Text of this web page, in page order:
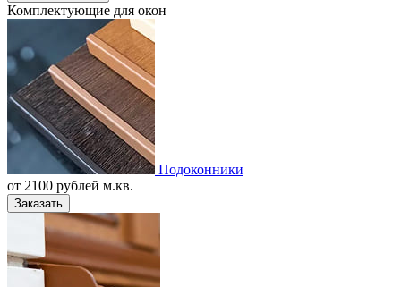
Комплектующие для окон
Подоконники
от 2100 рублей м.кв.
Заказать